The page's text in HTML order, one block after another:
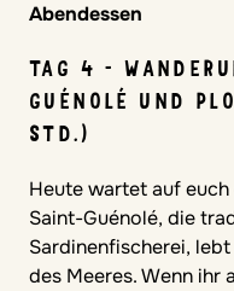
Abendessen
TAG 4 -
GUÉNOLÉ UND
STD.)
Heute wartet auf
Saint-Guénolé, die
Sardinenfischerei,
des Meeres. Wenn ihr